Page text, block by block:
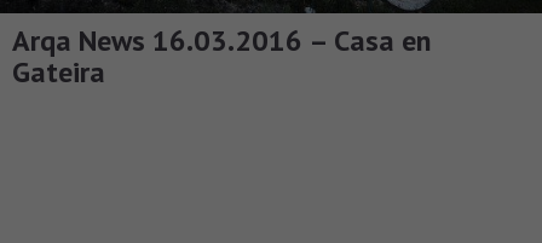
Arqa News 16.03.2016 – Casa en
Gateira